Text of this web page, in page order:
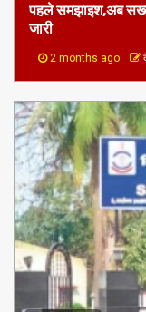
पहले समझाइश,अब
जारी
2 months ago